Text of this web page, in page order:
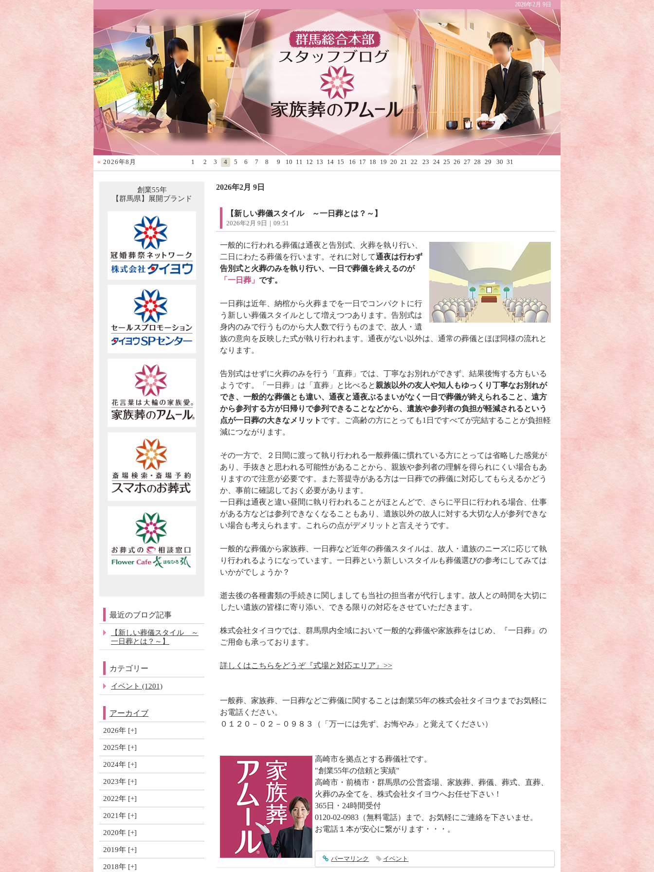
2026年2月 9日
Calendar
« 2026年8月 1 2 3 4 5 6 7 8 9 10 11 12 13 14 15 16 17 18 19 20 21 22 23 24 25 26 27 28 29 30 31
2026年2月 9日
【新しい葬儀スタイル ～一日葬とは？～】
2026年2月 9日｜09:51
一般的に行われる葬儀は通夜と告別式、火葬を執り行い、
二日にわたる葬儀を行います。それに対して通夜は行わず
告別式と火葬のみを執り行い、一日で葬儀を終えるのが
「一日葬」 です。
一日葬は近年、納棺から火葬までを一日でコンパクトに行
う新しい葬儀スタイルとして増えつつあります。告別式は
身内のみで行うものから大人数で行うものまで、故人・遺
族の意向を反映した式が執り行われます。通夜がない以外は、通常の葬儀とほぼ同様の流れと
なります。
告別式はせずに火葬のみを行う「直葬」では、丁寧なお別れができず、結果後悔する方もいる
ようです。「一日葬」は「直葬」と比べると親族以外の友人や知人もゆっくり丁寧なお別れが
でき、一般的な葬儀とも違い、通夜と通夜ぶるまいがなく一日で葬儀が終えられること、遠方
から参列する方が日帰りで参列できることなどから、遺族や参列者の負担が軽減されるという
点が一日葬の大きなメリット です。ご高齢の方にとっても1日ですべてが完結することが負担軽
減につながります。
その一方で、２日間に渡って執り行われる一般葬儀に慣れている方にとっては省略した感覚が
あり、手抜きと思われる可能性があることから、親族や参列者の理解を得られにくい場合もあ
りますので注意が必要です。また菩提寺がある方は一日葬での葬儀に対応してもらえるかどう
か、事前に確認しておく必要があります。
一日葬は通夜と違い昼間に執り行われることがほとんどで、さらに平日に行われる場合、仕事
がある方などは参列できなくなることもあり、遺族以外の故人に対する大切な人が参列できな
い場合も考えられます。これらの点がデメリットと言えそうです。
一般的な葬儀から家族葬、一日葬など近年の葬儀スタイルは、故人・遺族のニーズに応じて執
り行われるようになっています。一日葬という新しいスタイルも葬儀選びの参考にしてみては
いかがでしょうか？
逝去後の各種書類の手続きに関しましても当社の担当者が代行します。故人との時間を大切に
したい遺族の皆様に寄り添い、できる限りの対応をさせていただきます。
株式会社タイヨウでは、群馬県内全域において一般的な葬儀や家族葬をはじめ、『一日葬』の
ご用命も承っております。
詳しくはこちらをどうぞ『式場と対応エリア』>>
一般葬、家族葬、一日葬などご葬儀に関することは創業55年の株式会社タイヨウまでお気軽に
お電話ください。
０１２０－０２－０９８３（「万一には先ず、お悔やみ」と覚えてください）
高崎市を拠点とする葬儀社です。
"創業55年の信頼と実績"
高崎市・前橋市・群馬県の公営斎場、家族葬、葬儀、葬式、直葬、
火葬のみ全てを、株式会社タイヨウへお任せ下さい！
365日・24時間受付
0120-02-0983（無料電話）まで、お気軽にご連絡を下さいませ。
お電話１本が安心に繋がります・・・。
entry5141
パーマリンク イベント
創業55年
【群馬県】展開ブランド
最近のブログ記事
【新しい葬儀スタイル ～
一日葬とは？～】
カテゴリー
イベント (1201)
アーカイブ
2026年
2025年
2024年
2023年
2022年
2021年
2020年
2019年
2018年